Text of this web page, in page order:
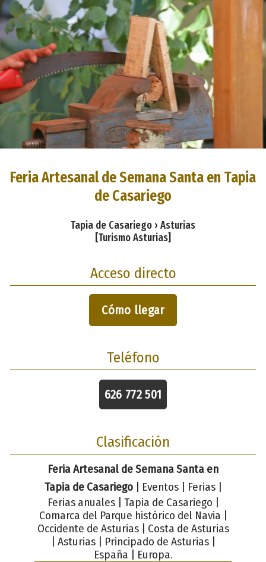
Feria Artesanal de Semana Santa en Tapia
de Casariego
Tapia de Casariego › Asturias
[Turismo Asturias]
Acceso directo
Cómo llegar
Teléfono
626 772 501
Clasificación
Feria Artesanal de Semana Santa en
Tapia de Casariego| Eventos | Ferias |
Ferias anuales | Tapia de Casariego |
Comarca del Parque histórico del Navia |
Occidente de Asturias | Costa de Asturias
| Asturias | Principado de Asturias |
España | Europa.